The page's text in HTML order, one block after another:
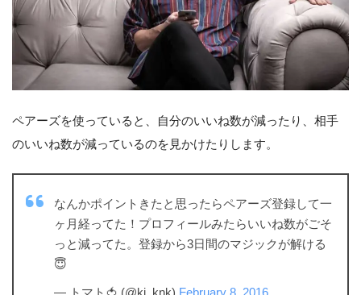
ペアーズを使っていると、自分のいいね数が減ったり、相手
のいいね数が減っているのを見かけたりします。
なんかポイントきたと思ったらペアーズ登録して一
ヶ月経ってた！プロフィールみたらいいね数がごそ
っと減ってた。登録から3日間のマジックが解ける
😇